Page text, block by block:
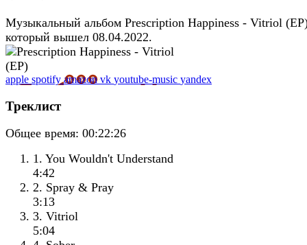
Музыкальный альбом Prescription Happiness - Vitriol
который вышел 08.04.2022.
apple spotifyamazonvk youtube-music yandex
Треклист
Общее время: 00:22:26
1. You Wouldn't Understand
4:42
2. Spray & Pray
3:13
3. Vitriol
5:04